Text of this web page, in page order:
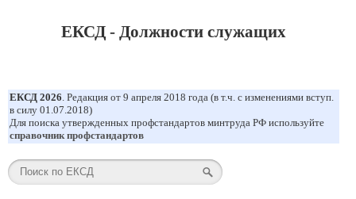
ЕКСД - Должности служащих
ЕКСД 2026. Редакция от 9 апреля 2018 года (в т.ч. с изменениями вступ.
в силу 01.07.2018)
Для поиска утвержденных профстандартов минтруда РФ используйте
справочник профстандартов